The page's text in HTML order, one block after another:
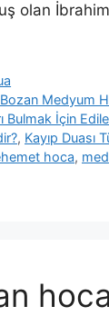
olan
Medyum
, Kayıp Duası
hoca,